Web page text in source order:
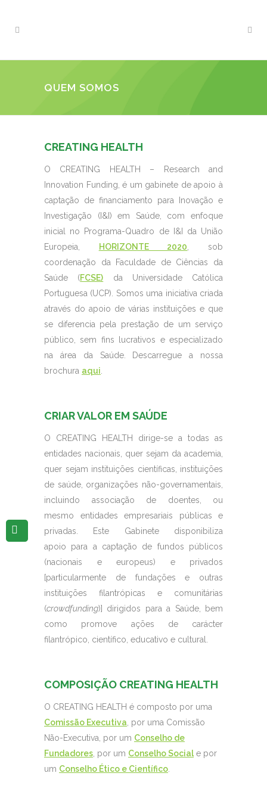
QUEM SOMOS
CREATING HEALTH
O CREATING HEALTH – Research and
Innovation Funding, é um gabinete de apoio à
captação de financiamento para Inovação e
Investigação (I&I) em Saúde, com enfoque
inicial no Programa-Quadro de I&I da União
Europeia,
HORIZONTE 2020 ,sob
coordenação da Faculdade de Ciências da
Saúde (FCSE) da Universidade Católica
Portuguesa (UCP). Somos uma iniciativa criada
através do apoio de várias instituições e que
se diferencia pela prestação de um serviço
público, sem fins lucrativos e especializado
na área da Saúde. Descarregue a nossa
brochura aqui
CRIAR VALOR EM SAÚDE
O CREATING HEALTH dirige-se a todas as
entidades nacionais, quer sejam da academia,
quer sejam instituições científicas, instituições
de saúde, organizações não-governamentais,
incluindo associação de doentes, ou
mesmo entidades empresariais públicas e
privadas. Este Gabinete disponibiliza
apoio para a captação de fundos públicos
(nacionais e europeus) e privados
[particularmente de fundações e outras
instituições filantrópicas e comunitárias
(crowdfunding)] dirigidos para a Saúde, bem
como promove ações de carácter
filantrópico, científico, educativo e cultural.
COMPOSIÇÃO CREATING HEALTH
O CREATING HEALTH é composto por uma
Comissão Executiva , por uma Comissão
Não-Executiva, por um Conselho de
Fundadores , por um Conselho Social e por
um Conselho Ético e Científico